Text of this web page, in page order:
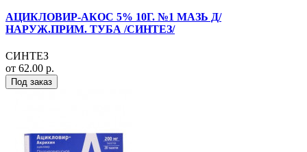
АЦИКЛОВИР-АКОС 5% 10Г. №1 МАЗЬ Д/
НАРУЖ.ПРИМ. ТУБА /СИНТЕЗ/
СИНТЕЗ
от 62.00 р.
Под заказ